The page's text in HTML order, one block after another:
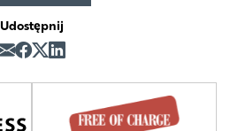
Udostępnij